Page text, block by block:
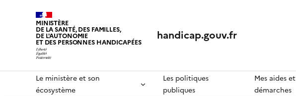
MINISTÈRE
DE LA SANTÉ, DES FAMILLES,
DE L'AUTONOMIE
ET DES PERSONNES HANDICAPÉES handicap.gouv.fr
Le ministère et son
écosystème
Les politiques
publiques
Mes aides et
démarches